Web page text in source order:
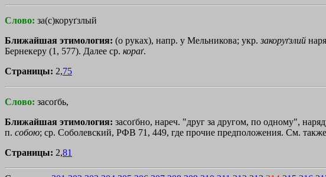
Слово: за(с)коруґзлый
Ближайшая этимология: (о руках), напр. у Мельникова; укр. закоруґзлий
Бернекеру (1, 577). Далее ср. кораґ.
Страницы: 2,75
Слово: засоґбь,
Ближайшая этимология: засоґбно, нареч. "друг за другом, по одному",
п. собою; ср. Соболевский, РФВ 71, 449, где прочие предположения. См. также
Страницы: 2,81